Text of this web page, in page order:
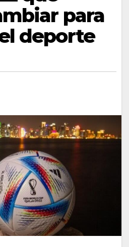
para
deporte